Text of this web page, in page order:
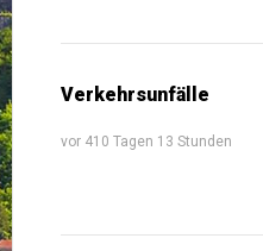
Verkehrsunfälle
vor 410 Tagen 13 Stunden